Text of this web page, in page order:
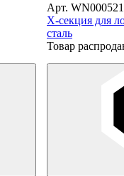
Арт.
X-секция для
сталь
Товар